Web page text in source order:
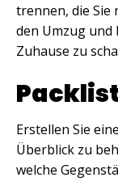
trennen, die Sie
den Umzug
Zuhause zu
Erstellen Sie
Überblick zu
welche